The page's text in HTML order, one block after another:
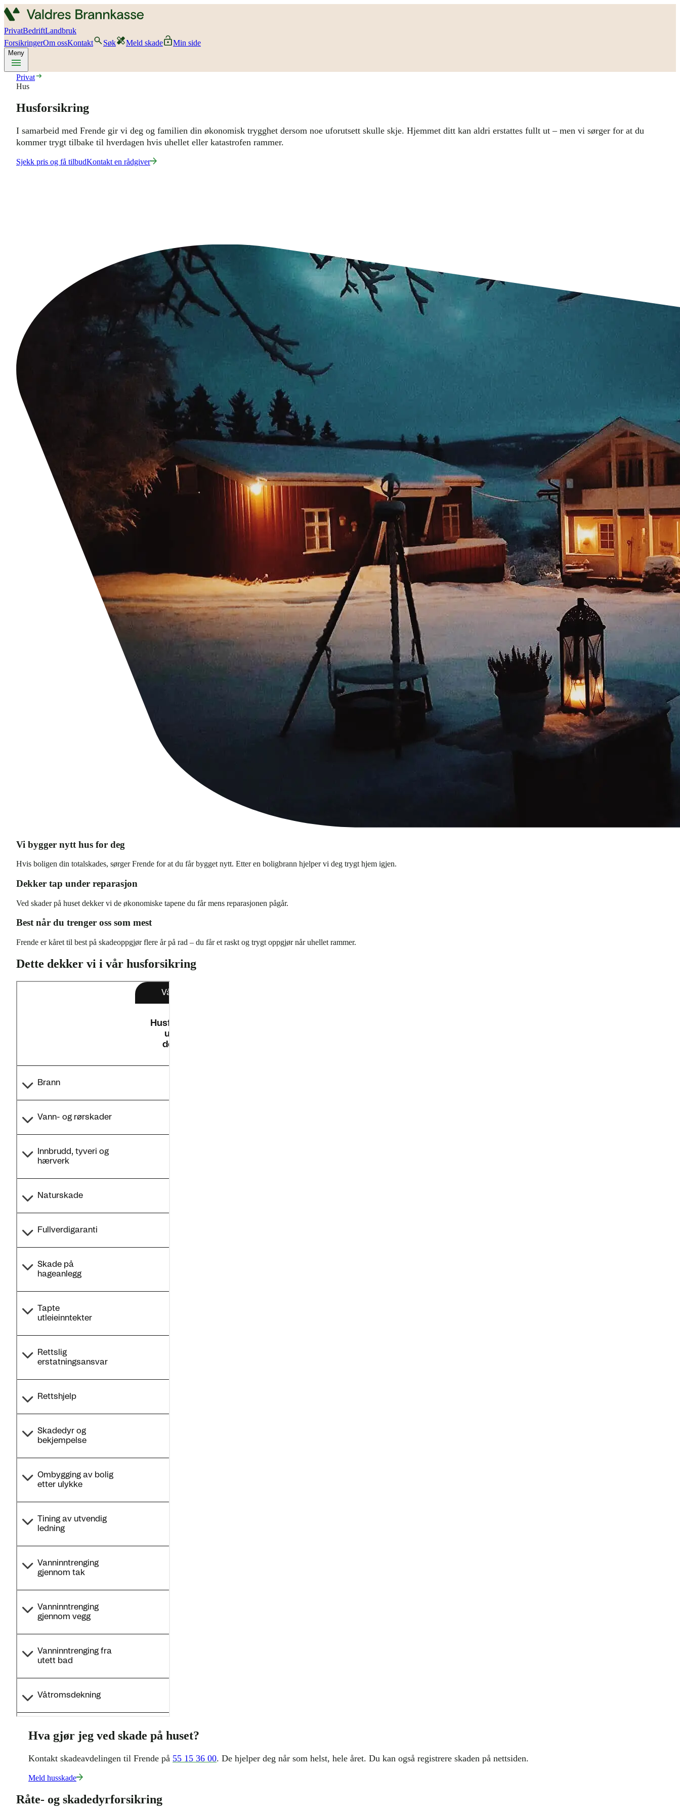
PrivatBedriftLandbruk
ForsikringerOm ossKontakt Søk Meld skade Min side
Meny
Privat
Hus
Husforsikring
I samarbeid med Frende gir vi deg og familien din økonomisk trygghet dersom noe uforutsett skulle skje. Hjemmet ditt kan aldri erstattes fullt ut – men vi sørger for at du
kommer trygt tilbake til hverdagen hvis uhellet eller katastrofen rammer.
Sjekk pris og få tilbudKontakt en rådgiver
Vi bygger nytt hus for deg
Hvis boligen din totalskades, sørger Frende for at du får bygget nytt. Etter en boligbrann hjelper vi deg trygt hjem igjen.
Dekker tap under reparasjon
Ved skader på huset dekker vi de økonomiske tapene du får mens reparasjonen pågår.
Best når du trenger oss som mest
Frende er kåret til best på skadeoppgjør flere år på rad – du får et raskt og trygt oppgjør når uhellet rammer.
Dette dekker vi i vår husforsikring
Hva gjør jeg ved skade på huset?
Kontakt skadeavdelingen til Frende på 55 15 36 00. De hjelper deg når som helst, hele året. Du kan også registrere skaden på nettsiden.
Meld husskade
Råte- og skadedyrforsikring